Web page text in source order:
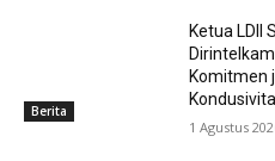
Berita
Ketua LDII
Komitmen
1 Agustus